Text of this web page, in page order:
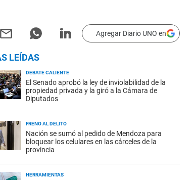
Agregar Diario UNO en
LEÍDAS
DEBATE CALIENTE
El Senado aprobó la ley de inviolabilidad de la
propiedad privada y la giró a la Cámara de
Diputados
FRENO AL DELITO
Nación se sumó al pedido de Mendoza para
bloquear los celulares en las cárceles de la
provincia
HERRAMIENTAS